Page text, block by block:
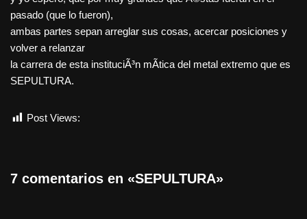
pasado (que lo fueron),
ambas partes sepan arreglar sus cosas, acercar posiciones y
volver a relanzar
la carrera de esta instituciÃ³n mÃ­tica del metal extremo que es
SEPULTURA.
Post Views:
7 comentarios en «SEPULTURA»